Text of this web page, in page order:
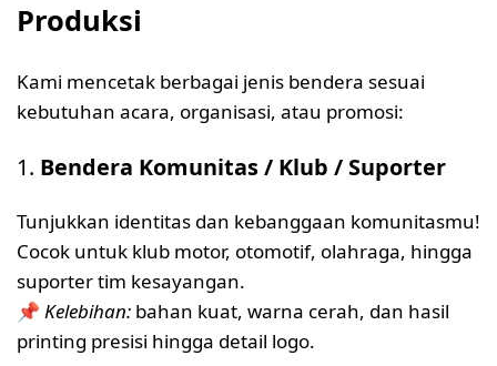
Produksi
Kami mencetak berbagai jenis bendera sesuai
kebutuhan acara, organisasi, atau promosi:
1. Bendera Komunitas / Klub / Suporter
Tunjukkan identitas dan kebanggaan komunitasmu!
Cocok untuk klub motor, otomotif, olahraga, hingga
suporter tim kesayangan.
📌 Kelebihan: bahan kuat, warna cerah, dan hasil
printing presisi hingga detail logo.